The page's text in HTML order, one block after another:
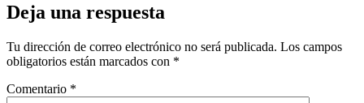
Deja una respuesta
Tu dirección de correo electrónico no será publicada. Los campos
obligatorios están marcados con *
Comentario *